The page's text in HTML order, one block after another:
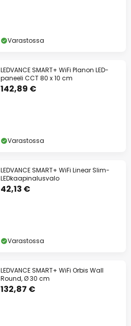
Varastossa
LEDVANCE SMART+ WiFi Planon LED-
paneeli CCT 80 x 10 cm
142,89 €
Varastossa
LEDVANCE SMART+ WiFi Linear Slim-
LEDkaapinalusvalo
42,13 €
Varastossa
LEDVANCE SMART+ WiFi Orbis Wall
Round, Ø 30 cm
132,87 €